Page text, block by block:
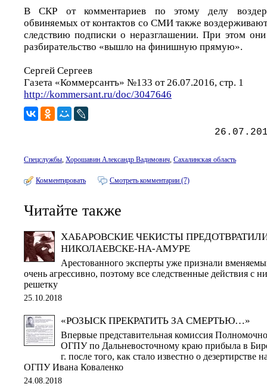
В СКР от комментариев по этому делу
обвиняемых от контактов со СМИ также
следствию подписки о неразглашении. При этом
разбирательство «вышло на финишную прямую».
Сергей Сергеев
Газета «Коммерсантъ» №133 от 26.07.2016, стр. 1
http://kommersant.ru/doc/3047646
Спецслужбы, Хорошавин Александр Вадимович, Сахалинская область
Комментировать Смотреть комментарии (7)
Читайте также
ХАБАРОВСКИЕ ЧЕКИСТЫ
НИКОЛАЕВСКЕ-НА-АМУРЕ
Арестованного эксперты уже признали
очень агрессивно, поэтому все следственные действия с
решетку
25.10.2018
«РОЗЫСК ПРЕКРАТИТЬ ЗА СМЕРТЬЮ…»
Впервые представительная комиссия
ОГПУ по Дальневосточному краю прибыла в
г. после того, как стало известно о дезертирстве
ОГПУ Ивана Коваленко
24.08.2018